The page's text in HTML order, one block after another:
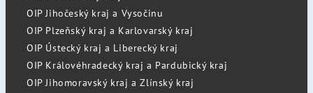
OIP Jihočeský kraj a Vysočinu
OIP Plzeňský kraj a Karlovarský kraj
OIP Ústecký kraj a Liberecký kraj
OIP Královéhradecký kraj a Pardubický kraj
OIP Jihomoravský kraj a Zlínský kraj